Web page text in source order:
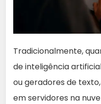
Tradicionalmente,
de inteligência
ou geradores de
em servidores na